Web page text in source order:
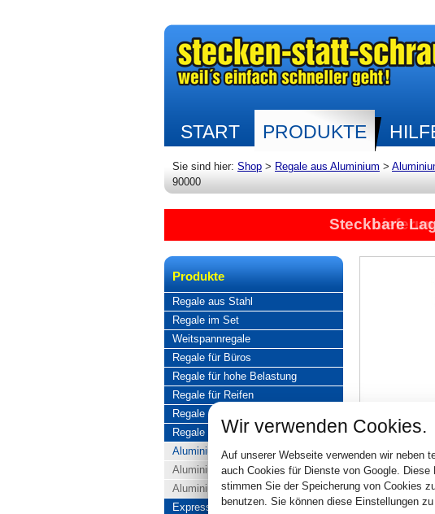
START PRODUKTE
Sie sind hier: Shop > Regale aus Aluminium >
90000
Steckbare
Produkte
Regale aus Stahl
Regale im Set
Weitspannregale
Regale für Büros
Regale für hohe Belastung
Regale für Reifen
Regale aus Edelstahl
Regale aus Aluminium
Aluminiumregale komplett
Aluminiumregal Baukasten
Aluminiumregal Kombinationen
Express-Produkte
Wir verwenden Cookies.
Auf unserer Webseite verwenden wir neben
auch Cookies für Dienste von Google.
stimmen Sie der Speicherung von Cookies
benutzen. Sie können diese Einstellungen